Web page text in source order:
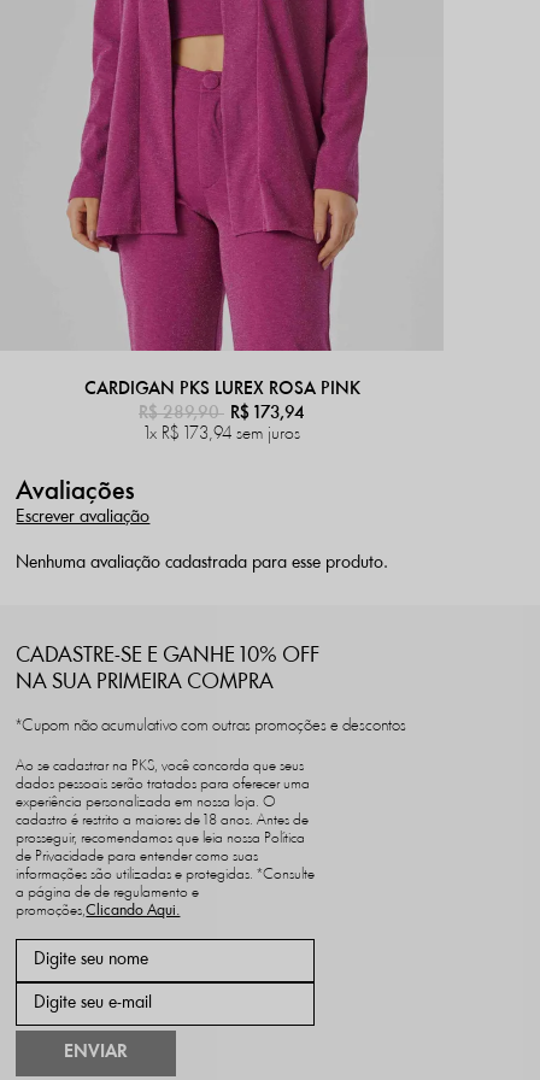
CARDIGAN PKS LUREX ROSA PINK
R$ 289,90 R$ 173,94
1x R$ 173,94 sem juros
Avaliações
Escrever avaliação
Nenhuma avaliação cadastrada para esse produto.
CADASTRE-SE E GANHE 10% OFF
NA SUA PRIMEIRA COMPRA
*Cupom não acumulativo com outras promoções e descontos
ENVIAR
Ao se cadastrar na PKS, você concorda que seus
dados pessoais serão tratados para oferecer uma
experiência personalizada em nossa loja. O
cadastro é restrito a maiores de 18 anos. Antes de
prosseguir, recomendamos que leia nossa Política
de Privacidade para entender como suas
informações são utilizadas e protegidas. *Consulte
a página de de regulamento e
promoções,